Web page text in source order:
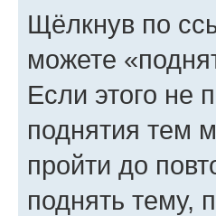
Щёлкнув по
можете
Если этого не
поднятия тем
пройти до
поднять тему,